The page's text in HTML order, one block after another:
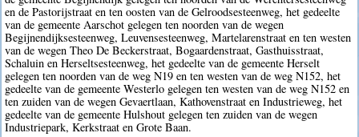
en de Pastorijstraat en ten oosten van de Gelroodsesteenweg, het gedeelte
van de gemeente Aarschot gelegen ten noorden van de wegen
Begijnendijksesteenweg, Leuvensesteenweg, Martelarenstraat en ten westen
van de wegen Theo De Beckerstraat, Bogaardenstraat, Gasthuisstraat,
Schaluin en Herseltsesteenweg, het gedeelte van de gemeente Herselt
gelegen ten noorden van de weg N19 en ten westen van de weg N152, het
gedeelte van de gemeente Westerlo gelegen ten westen van de weg N152 en
ten zuiden van de wegen Gevaertlaan, Kathovenstraat en Industrieweg, het
gedeelte van de gemeente Hulshout gelegen ten zuiden van de wegen
Industriepark, Kerkstraat en Grote Baan.